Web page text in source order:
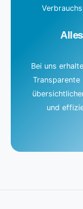
Bei uns
und